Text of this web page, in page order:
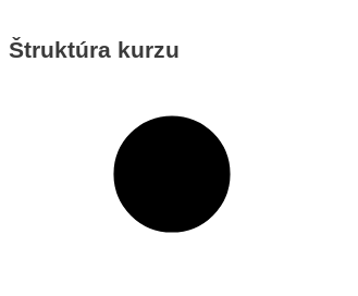
Štruktúra kurzu